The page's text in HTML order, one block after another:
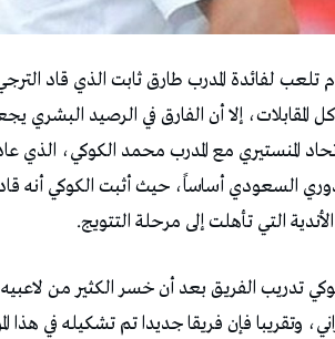
تلعب لفائدة المدرب طارق ثابت الذي قاد
المقابلات، إلا أن الفارق في الرصيد
المنستيري مع المدرب محمد الكوكي،
السعودي أساساً، حيث أثبت الكوكي أنه
التي تأهلت إلى مرحلة التتويج.
تدريب الفريق بعد أن خسر الكثير من
وتقريبا فإن فريقا جديدا تم تشكيله في هذا